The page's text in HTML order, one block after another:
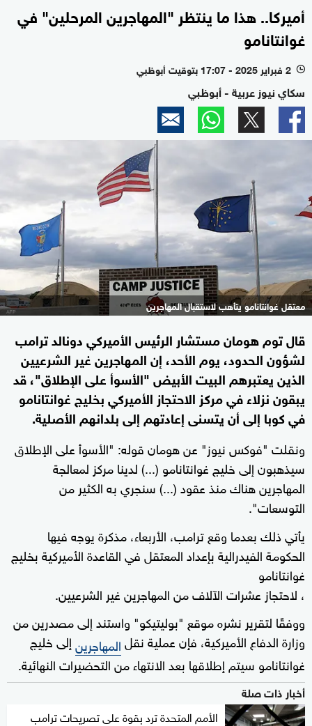
أميركا.. هذا ما ينتظر "المهاجرين المرحلين" في
غوانتانامو
l 2 فبراير 2025 - 17:07 بتوقيت أبوظبي
سكاي نيوز عربية - أبوظبي
معتقل غوانتانامو يتأهب لاستقبال المهاجرين
قال توم هومان مستشار الرئيس الأميركي دونالد ترامب
لشؤون الحدود، يوم الأحد، إن المهاجرين غير الشرعيين
الذين يعتبرهم البيت الأبيض "الأسوأ على الإطلاق"، قد
يبقون نزلاء في مركز الاحتجاز الأميركي بخليج غوانتانامو
في كوبا إلى أن يتسنى إعادتهم إلى بلدانهم الأصلية.
ونقلت "فوكس نيوز" عن هومان قوله: "الأسوأ على الإطلاق
سيذهبون إلى خليج غوانتانامو (...) لدينا مركز لمعالجة
المهاجرين هناك منذ عقود (...) سنجري به الكثير من
التوسعات".
يأتي ذلك بعدما وقع ترامب، الأربعاء، مذكرة يوجه فيها
الحكومة الفيدرالية بإعداد المعتقل في القاعدة الأميركية بخليج
غوانتانامو
، لاحتجاز عشرات الآلاف من المهاجرين غير الشرعيين.
ووفقًا لتقرير نشره موقع "بوليتيكو" واستند إلى مصدرين من
وزارة الدفاع الأميركية، فإن عملية نقلالمهاجرينإلى خليج
غوانتانامو سيتم إطلاقها بعد الانتهاء من التحضيرات النهائية.
أخبار ذات صلة
الأمم المتحدة ترد بقوة على تصريحات ترامب